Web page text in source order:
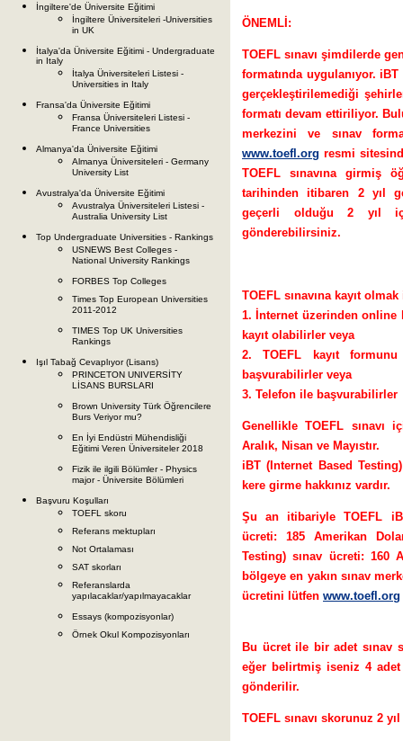
İngiltere'de Üniversite Eğitimi
İngiltere Üniversiteleri -Universities
in UK
İtalya'da Üniversite Eğitimi - Undergraduate
in Italy
İtalya Üniversiteleri Listesi -
Universities in Italy
Fransa'da Üniversite Eğitimi
Fransa Üniversiteleri Listesi -
France Universities
Almanya'da Üniversite Eğitimi
Almanya Üniversiteleri - Germany
University List
Avustralya'da Üniversite Eğitimi
Avustralya Üniversiteleri Listesi -
Australia University List
Top Undergraduate Universities - Rankings
USNEWS Best Colleges -
National University Rankings
FORBES Top Colleges
Times Top European Universities
2011-2012
TIMES Top UK Universities
Rankings
Işıl Tabağ Cevaplıyor (Lisans)
PRINCETON UNIVERSİTY
LİSANS BURSLARI
Brown University Türk Öğrencilere
Burs Veriyor mu?
En İyi Endüstri Mühendisliği
Eğitimi Veren Üniversiteler 2018
Fizik ile ilgili Bölümler - Physics
major - Üniversite Bölümleri
Başvuru Koşulları
TOEFL skoru
Referans mektupları
Not Ortalaması
SAT skorları
Referanslarda
yapılacaklar/yapılmayacaklar
Essays (kompozisyonlar)
Örnek Okul Kompozisyonları
ÖNEMLİ:
TOEFL sınavı şimdilerde
formatında uygulanıyor.
gerçekleştirilemediği
formatı devam ettiriliyor.
merkezini ve sınav
www.toefl.org resmi
TOEFL sınavına girmiş
tarihinden itibaren 2 yıl
geçerli olduğu 2 yıl
gönderebilirsiniz.
TOEFL sınavına kayıt
1. İnternet üzerinden online
kayıt olabilirler veya
2. TOEFL kayıt
başvurabilirler veya
3. Telefon ile başvurabilirler
Genellikle TOEFL sınavı
Aralık, Nisan ve Mayıstır.
iBT (Internet Based
kere girme hakkınız vardır.
Şu an itibariyle TOEFL
ücreti: 185 Amerikan
Testing) sınav ücreti: 160
bölgeye en yakın sınav
ücretini lütfen www.toefl.org
Bu ücret ile bir adet sınav
eğer belirtmiş iseniz 4
gönderilir.
TOEFL sınavı skorunuz 2